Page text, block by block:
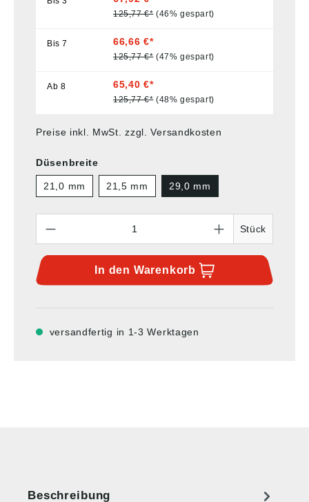
125,77 €* (46% gespart)
Bis7 66,66 €*
125,77 €* (47% gespart)
Ab 8 65,40 €*
125,77 €* (48% gespart)
Preise inkl. MwSt. zzgl. Versandkosten
Düsenbreite
21,0 mm 21,5 mm 29,0 mm
Stück
In den Warenkorb
versandfertig in 1-3 Werktagen
Beschreibung